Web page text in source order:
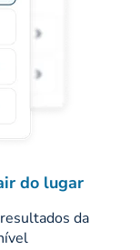
do lugar
da